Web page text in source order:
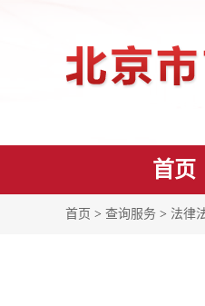
首页
首页 > 查询服务 > 法律